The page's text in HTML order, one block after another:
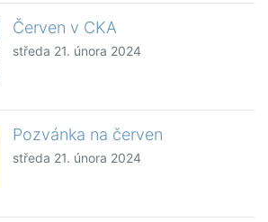
Červen v CKA
středa 21. února 2024
Pozvánka na červen
středa 21. února 2024